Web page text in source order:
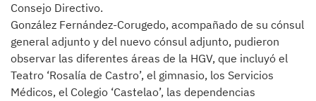
Consejo Directivo.
González Fernández-Corugedo, acompañado de su cónsul
general adjunto y del nuevo cónsul adjunto, pudieron
observar las diferentes áreas de la HGV, que incluyó el
Teatro ‘Rosalía de Castro’, el gimnasio, los Servicios
Médicos, el Colegio ‘Castelao’, las dependencias